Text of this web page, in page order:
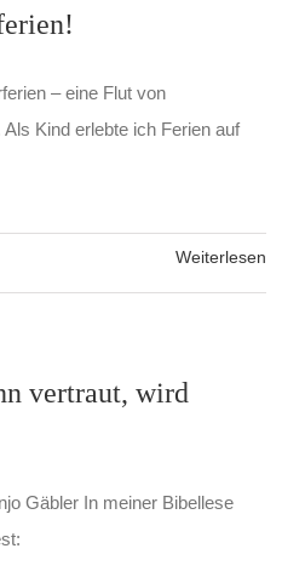
– eine Flut von
Kind erlebte ich Ferien auf
Weiterlesen
vertraut, wird
Gäbler In meiner Bibellese